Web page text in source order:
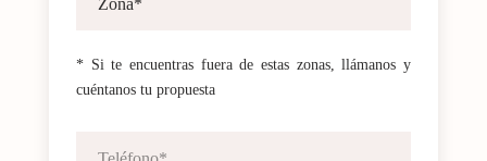
* Si te encuentras fuera de estas zonas, llámanos y
cuéntanos tu propuesta